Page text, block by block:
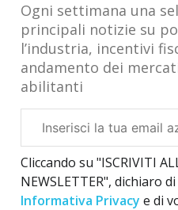
Ogni settimana una
principali notizie su
l’industria, incentivi
andamento dei
abilitanti
aziendale
Cliccando su "ISCRIVITI
NEWSLETTER", dichiaro
Informativa Privacy e di